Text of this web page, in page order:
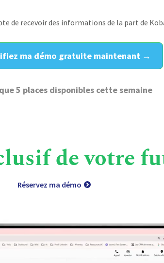
de recevoir des informations de la part de
ma démo gratuite maintenant →
5 places disponibles cette semaine
de votre
Réservez ma démo